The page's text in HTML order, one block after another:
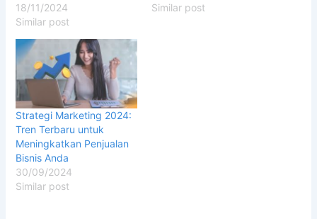
18/11/2024
Similar post
Similar post
Strategi Marketing 2024:
Tren Terbaru untuk
Meningkatkan Penjualan
Bisnis Anda
30/09/2024
Similar post